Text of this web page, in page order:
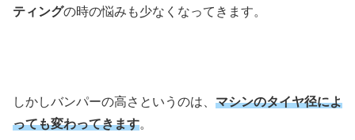
ティングの時の悩みも少なくなってきます。
しかしバンパーの高さというのは、 マシンのタイヤ径によ
っても変わってきます。